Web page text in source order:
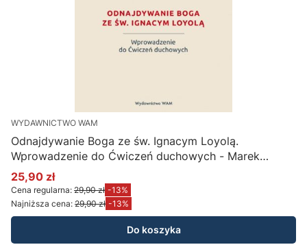
WYDAWNICTWO WAM
Odnajdywanie Boga ze św. Ignacym Loyolą.
Wprowadzenie do Ćwiczeń duchowych - Marek
Wójtowicz SJ
Cena promocyjna
25,90 zł
Cena regularna: 29,90 zł -13%
Najniższa cena: 29,90 zł -13%
Do koszyka